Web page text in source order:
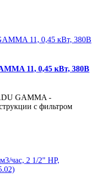
11, 0,45 кВт, 380В
GAMMA -
с фильтром